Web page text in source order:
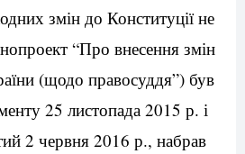
змін до Конституції не
“Про внесення змін
(щодо правосуддя”) був
25 листопада 2015 р. і
2 червня 2016 р., набрав